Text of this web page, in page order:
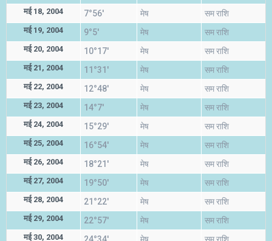
मई 18, 2004 7°56' मेष सम राशि
मई 19, 2004 9°5' मेष सम राशि
मई 20, 2004 10°17' मेष सम राशि
मई 21, 2004 11°31' मेष सम राशि
मई 22, 2004 12°48' मेष सम राशि
मई 23, 2004 14°7' मेष सम राशि
मई 24, 2004 15°29' मेष सम राशि
मई 25, 2004 16°54' मेष सम राशि
मई 26, 2004 18°21' मेष सम राशि
मई 27, 2004 19°50' मेष सम राशि
मई 28, 2004 21°22' मेष सम राशि
मई 29, 2004 22°57' मेष सम राशि
मई 30, 2004